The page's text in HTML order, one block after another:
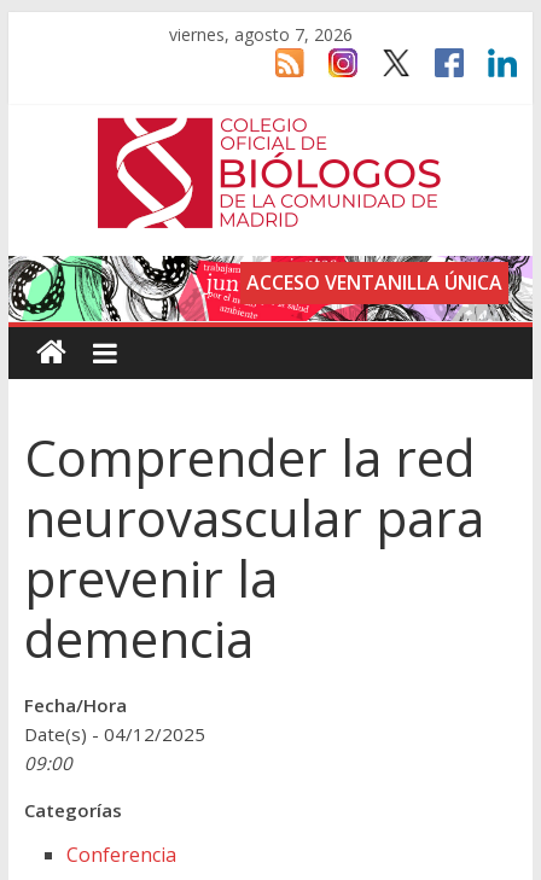
viernes, agosto 7, 2026
ACCESO VENTANILLA ÚNICA
Comprender la red
neurovascular para
prevenir la
demencia
Fecha/Hora
Date(s) - 04/12/2025
09:00
Categorías
Conferencia